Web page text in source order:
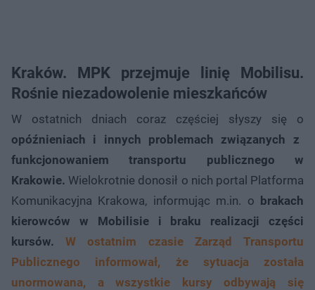
Kraków. MPK przejmuje linię Mobilisu.
Rośnie niezadowolenie mieszkańców
W ostatnich dniach coraz częściej słyszy się o
opóźnieniach i innych problemach związanych z
funkcjonowaniem transportu publicznego w
Krakowie. Wielokrotnie donosił o nich portal Platforma
Komunikacyjna Krakowa, informując m.in. o brakach
kierowców w Mobilisie i braku realizacji części
kursów.W ostatnim czasie Zarząd Transportu
Publicznego informował, że sytuacja została
unormowana, a wszystkie kursy odbywają się